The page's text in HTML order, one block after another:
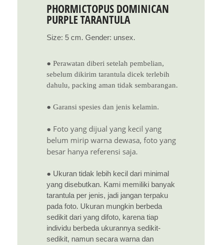
PHORMICTOPUS DOMINICAN
PURPLE TARANTULA
Size: 5 cm. Gender: unsex.
● Perawatan diberi setelah pembelian,
sebelum dikirim tarantula dicek terlebih
dahulu, packing aman tidak sembarangan.
● Garansi spesies dan jenis kelamin.
● Foto yang dijual yang kecil yang
belum mirip warna dewasa, foto yang
besar hanya referensi saja.
● Ukuran tidak lebih kecil dari minimal
yang disebutkan. Kami memiliki banyak
tarantula per jenis, jadi jangan terpaku
pada foto. Ukuran mungkin berbeda
sedikit dari yang difoto, karena tiap
individu berbeda ukurannya sedikit-
sedikit, namun secara warna dan